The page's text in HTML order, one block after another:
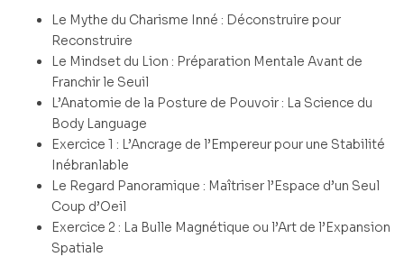
Le Mythe du Charisme Inné : Déconstruire pour
Reconstruire
Le Mindset du Lion : Préparation Mentale Avant de
Franchir le Seuil
L’Anatomie de la Posture de Pouvoir : La Science du
Body Language
Exercice 1 : L’Ancrage de l’Empereur pour une Stabilité
Inébranlable
Le Regard Panoramique : Maîtriser l’Espace d’un Seul
Coup d’Oeil
Exercice 2 : La Bulle Magnétique ou l’Art de l’Expansion
Spatiale